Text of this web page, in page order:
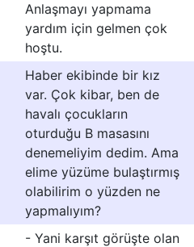
Anlaşmayı yapmama
yardım için gelmen çok
hoştu.
Haber ekibinde bir kız
var. Çok kibar, ben de
havalı çocukların
oturduğu B masasını
denemeliyim dedim. Ama
elime yüzüme bulaştırmış
olabilirim o yüzden ne
yapmalıyım?
- Yani karşıt görüşte olan